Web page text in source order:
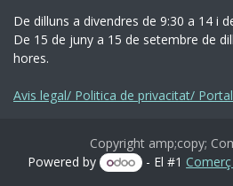
De dilluns a divendres de 9:30 a 14 i
De 15 de juny a 15 de setembre de
hores.
Avis legal/ Politica de privacitat/
Copyright amp;copy;
Powered by
- El #1